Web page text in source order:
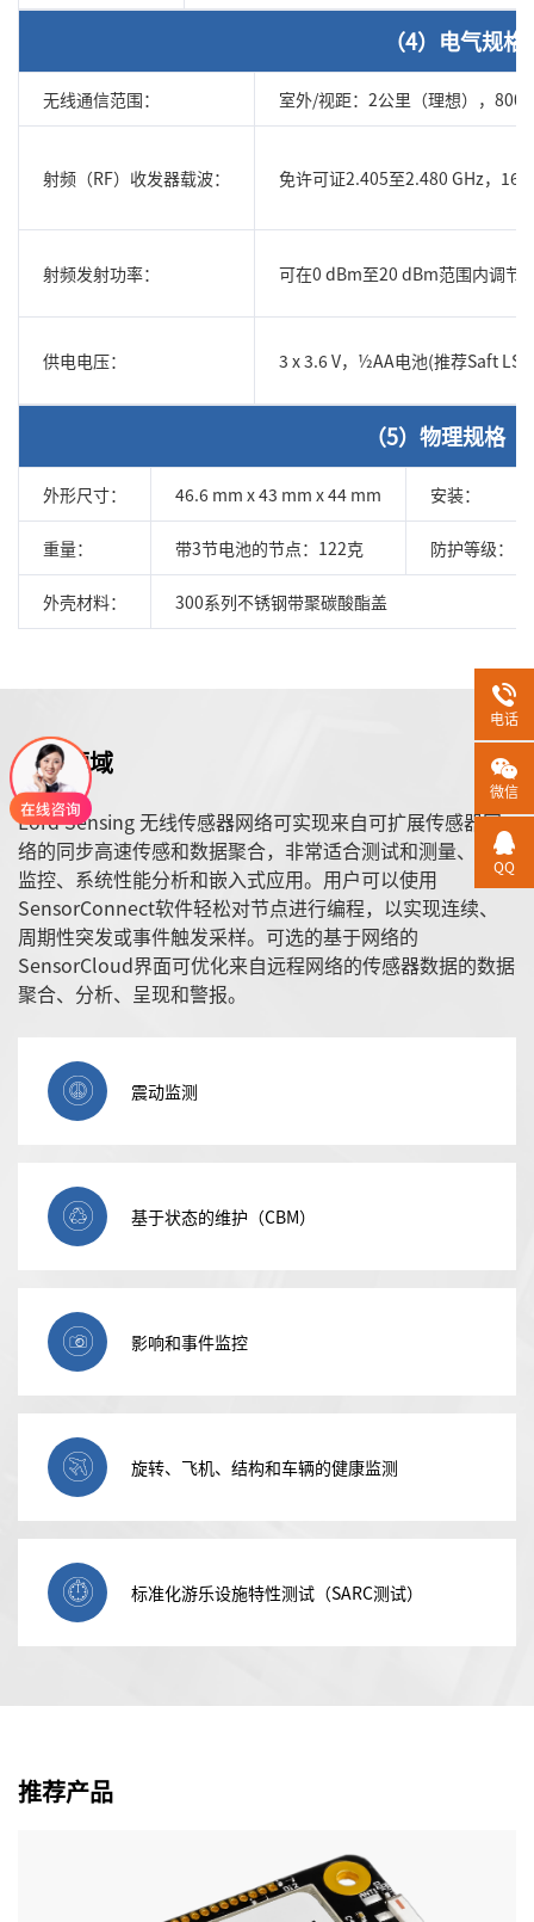
（4）电气规格
无线通信范围： 室外/视距：2公里（理想），800
射频（RF）收发器载波： 免许可证2.405至2.480 GHz，16
射频发射功率： 可在0 dBm至20 dBm范围内调节
供电电压： 3 x 3.6 V，½AA电池(推荐Saft LS
（5）物理规格
外形尺寸： 46.6 mm x 43 mm x 44 mm 安装：
重量： 带3节电池的节点：122克 防护等级：
外壳材料： 300系列不锈钢带聚碳酸酯盖
应用领域
Lord Sensing 无线传感器网络可实现来自可扩展传感器网
络的同步高速传感和数据聚合，非常适合测试和测量、远程
监控、系统性能分析和嵌入式应用。用户可以使用
SensorConnect软件轻松对节点进行编程，以实现连续、
周期性突发或事件触发采样。可选的基于网络的
SensorCloud界面可优化来自远程网络的传感器数据的数据
聚合、分析、呈现和警报。
震动监测
基于状态的维护（CBM）
影响和事件监控
旋转、飞机、结构和车辆的健康监测
标准化游乐设施特性测试（SARC测试）
推荐产品
电话
微信
QQ